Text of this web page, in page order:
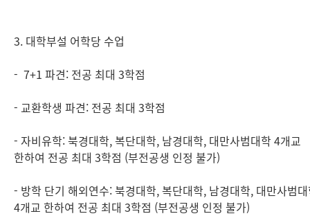
3. 대학부설 어학당 수업
- 7+1 파견: 전공 최대 3학점
- 교환학생 파견: 전공 최대 3학점
- 자비유학: 북경대학, 복단대학, 남경대학, 대만사범대학 4개교
한하여 전공 최대 3학점 (부전공생 인정 불가)
- 방학 단기 해외연수: 북경대학, 복단대학, 남경대학, 대만사범
4개교 한하여 전공 최대 3학점 (부전공생 인정 불가)